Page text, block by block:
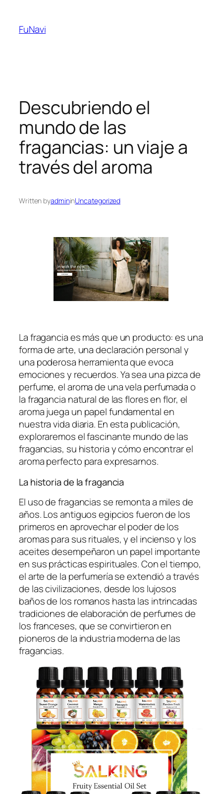
content
FuNavi
Descubriendo el
mundo de las
fragancias: un viaje a
través del aroma
Written byadmininUncategorized
La fragancia es más que un producto: es una
forma de arte, una declaración personal y
una poderosa herramienta que evoca
emociones y recuerdos. Ya sea una pizca de
perfume, el aroma de una vela perfumada o
la fragancia natural de las flores en flor, el
aroma juega un papel fundamental en
nuestra vida diaria. En esta publicación,
exploraremos el fascinante mundo de las
fragancias, su historia y cómo encontrar el
aroma perfecto para expresarnos.
La historia de la fragancia
El uso de fragancias se remonta a miles de
años. Los antiguos egipcios fueron de los
primeros en aprovechar el poder de los
aromas para sus rituales, y el incienso y los
aceites desempeñaron un papel importante
en sus prácticas espirituales. Con el tiempo,
el arte de la perfumería se extendió a través
de las civilizaciones, desde los lujosos
baños de los romanos hasta las intrincadas
tradiciones de elaboración de perfumes de
los franceses, que se convirtieron en
pioneros de la industria moderna de las
fragancias.